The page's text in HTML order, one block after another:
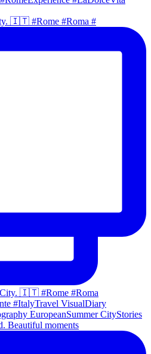
🇮🇹 #Rome #Roma #
Beautiful moments